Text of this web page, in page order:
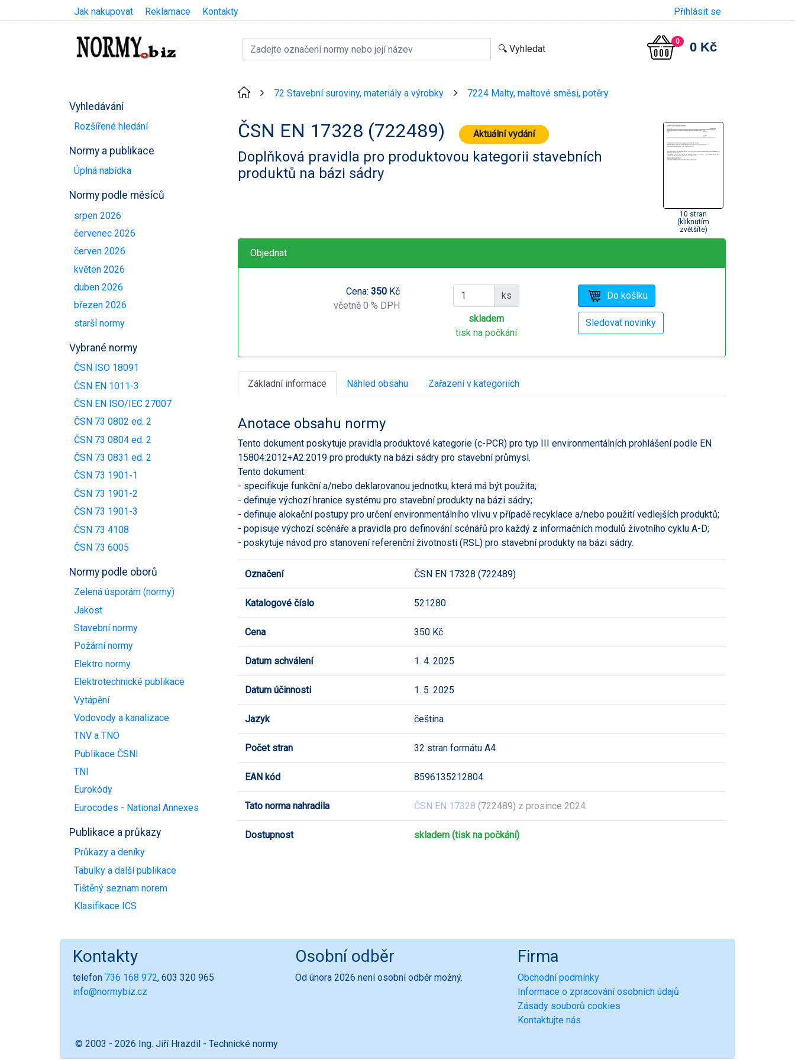
Jak nakupovat Reklamace Kontakty Přihlásit se
0 0 Kč
Vyhledávání
Rozšířené hledání
Normy a publikace
Úplná nabídka
Normy podle měsíců
srpen 2026
červenec 2026
červen 2026
květen 2026
duben 2026
březen 2026
starší normy
Vybrané normy
ČSN ISO 18091
ČSN EN 1011-3
ČSN EN ISO/IEC 27007
ČSN 73 0802 ed. 2
ČSN 73 0804 ed. 2
ČSN 73 0831 ed. 2
ČSN 73 1901-1
ČSN 73 1901-2
ČSN 73 1901-3
ČSN 73 4108
ČSN 73 6005
Normy podle oborů
Zelená úsporám (normy)
Jakost
Stavební normy
Požární normy
Elektro normy
Elektrotechnické publikace
Vytápění
Vodovody a kanalizace
TNV a TNO
Publikace ČSNI
TNI
Eurokódy
Eurocodes - National Annexes
Publikace a průkazy
Průkazy a deníky
Tabulky a další publikace
Tištěný seznam norem
Klasifikace ICS
72 Stavební suroviny, materiály a výrobky 7224 Malty, maltové směsi, potěry
ČSN EN 17328 (722489) Aktuální vydání
Doplňková pravidla pro produktovou kategorii stavebních
produktů na bázi sádry
10 stran
(kliknutím
zvětšíte)
Objednat
Cena: 350Kč
včetně 0 % DPH
ks
skladem
tisk na počkání
Základní informace Náhled obsahu Zařazení v kategoriích
Anotace obsahu normy
Tento dokument poskytuje pravidla produktové kategorie (c-PCR) pro typ III environmentálních prohlášení podle EN
15804:2012+A2:2019 pro produkty na bázi sádry pro stavební průmysl.
Tento dokument:
- specifikuje funkční a/nebo deklarovanou jednotku, která má být použita;
- definuje výchozí hranice systému pro stavební produkty na bázi sádry;
- definuje alokační postupy pro určení environmentálního vlivu v případě recyklace a/nebo použití vedlejších produktů;
- popisuje výchozí scénáře a pravidla pro definování scénářů pro každý z informačních modulů životního cyklu A-D;
- poskytuje návod pro stanovení referenční životnosti (RSL) pro stavební produkty na bázi sádry.
Označení ČSN EN 17328 (722489)
Katalogové číslo 521280
Cena 350 Kč
Datum schválení 1. 4. 2025
Datum účinnosti 1. 5. 2025
Jazyk čeština
Počet stran 32 stran formátu A4
EAN kód 8596135212804
Tato norma nahradila ČSN EN 17328 (722489) z prosince 2024
Dostupnost skladem (tisk na počkání)
Kontakty
telefon 736 168 972, 603 320 965
info@normybiz.cz
Osobní odběr
Od února 2026 není osobní odběr možný.
Firma
Obchodní podmínky
Informace o zpracování osobních údajů
Zásady souborů cookies
Kontaktujte nás
© 2003 - 2026 Ing. Jiří Hrazdil - Technické normy